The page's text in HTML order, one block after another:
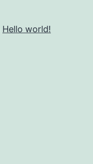
Hello world!